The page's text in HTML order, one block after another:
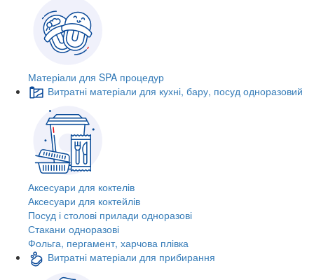
Матеріали для SPA процедур
Витратні матеріали для кухні, бару, посуд одноразовий
Аксесуари для коктелів
Аксесуари для коктейлів
Посуд і столові прилади одноразові
Стакани одноразові
Фольга, пергамент, харчова плівка
Витратні матеріали для прибирання